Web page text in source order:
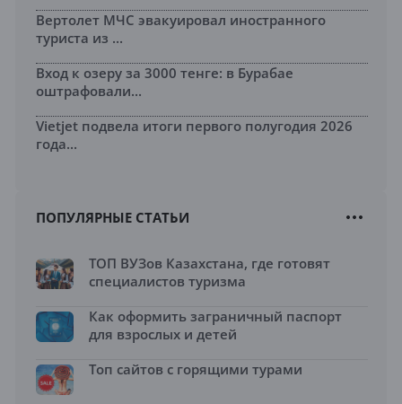
Вертолет МЧС эвакуировал иностранного
туриста из ...
Вход к озеру за 3000 тенге: в Бурабае
оштрафовали...
Vietjet подвела итоги первого полугодия 2026
года...
ПОПУЛЯРНЫЕ СТАТЬИ
ТОП ВУЗов Казахстана, где готовят
специалистов туризма
Как оформить заграничный паспорт
для взрослых и детей
Топ сайтов с горящими турами